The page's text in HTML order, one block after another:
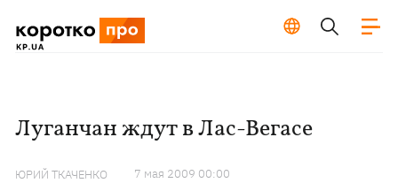
Луганчан ждут в Лас-Вегасе
ЮРИЙ ТКАЧЕНКО 7 мая 2009 00:00